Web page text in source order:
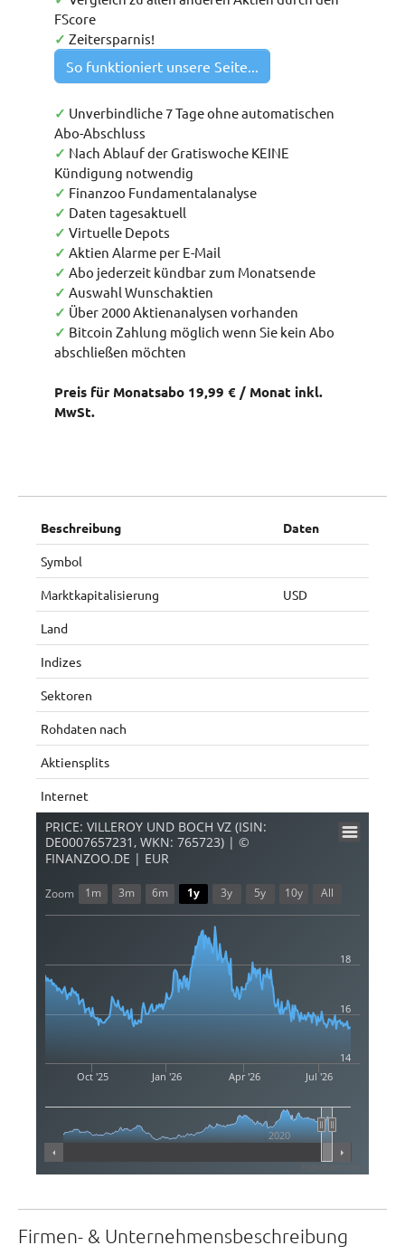
FScore
✓ Zeitersparnis!
So funktioniert unsere Seite...
✓ Unverbindliche 7 Tage ohne automatischen
Abo-Abschluss
✓ Nach Ablauf der Gratiswoche KEINE
Kündigung notwendig
✓ Finanzoo Fundamentalanalyse
✓ Daten tagesaktuell
✓ Virtuelle Depots
✓ Aktien Alarme per E-Mail
✓ Abo jederzeit kündbar zum Monatsende
✓ Auswahl Wunschaktien
✓ Über 2000 Aktienanalysen vorhanden
✓ Bitcoin Zahlung möglich wenn Sie kein Abo
abschließen möchten
Preis für Monatsabo 19,99 € / Monat inkl.
MwSt.
Beschreibung Daten
Symbol
Marktkapitalisierung USD
Land
Indizes
Sektoren
Rohdaten nach
Aktiensplits
Internet
PRICE: VILLEROY UND BOCH VZ (ISIN:
DE0007657231, WKN: 765723) | ©
FINANZOO.DE | EUR
Oct '25 Jan '26 Apr '26 Jul '26
2020
16
18
14
Zoom 1m 3m 6m 1y 3y 5y 10y All
Firmen- & Unternehmensbeschreibung